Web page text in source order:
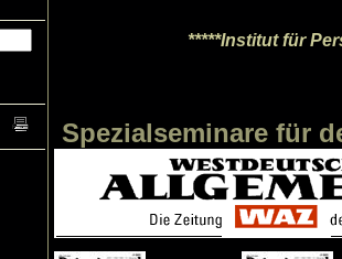
*****Institut für
Spezialseminare für